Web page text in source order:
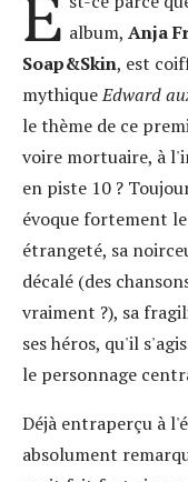
E album, Anja
Soap&Skin, est
mythiqueEdward
le thème de ce
voire mortuaire, à
en piste 10 ?
évoque fortement
étrangeté, sa
décalé (des
vraiment ?), sa
ses héros, qu'il
le personnage
Déjà entraperçu à
absolument